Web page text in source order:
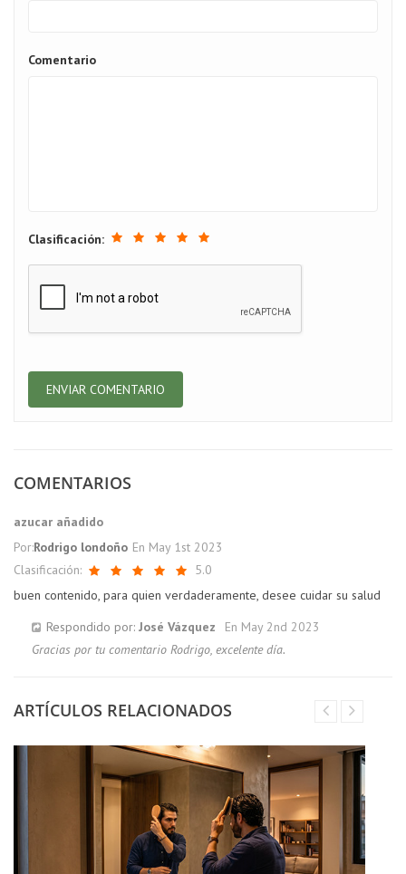
Comentario
Clasificación:
COMENTARIOS
azucar añadido
Por:Rodrigo londoño En May 1st 2023
Clasificación:
5.0
buen contenido, para quien verdaderamente, desee cuidar su salud
Respondido por: José Vázquez En May 2nd 2023
Gracias por tu comentario Rodrigo, excelente día.
ARTÍCULOS RELACIONADOS